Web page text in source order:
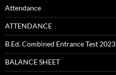
Attendance
ATTENDANCE
B.Ed. Combined Entrance Test 2023
BALANCE SHEET